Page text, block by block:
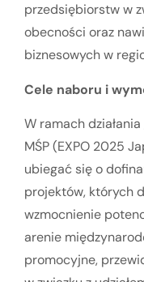
przedsiębiorstw w
obecności oraz
biznesowych w
Cele naboru i
W ramach
MŚP (EXPO 2025
ubiegać się o
projektów, których
wzmocnienie
arenie
promocyjne,